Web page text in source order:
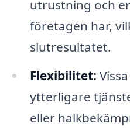
utrustning och
företagen har,
slutresultatet.
Flexibilitet:
ytterligare
eller